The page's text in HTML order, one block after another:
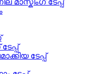
മാസ്കിംഗ് ടേപ്പ്
ടേപ്പ്